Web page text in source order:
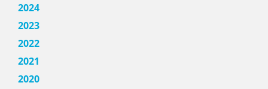
2024
2023
2022
2021
2020